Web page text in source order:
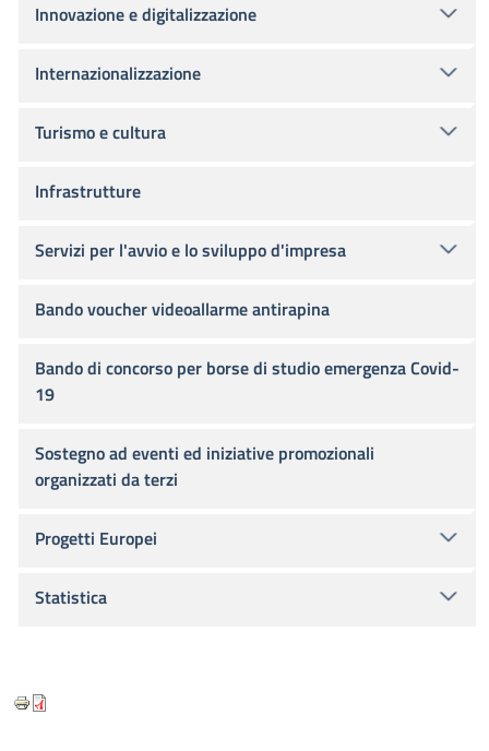
Innovazione e digitalizzazione
Internazionalizzazione
Turismo e cultura
Infrastrutture
Servizi per l'avvio e lo sviluppo d'impresa
Bando voucher videoallarme antirapina
Bando di concorso per borse di studio emergenza Covid-
19
Sostegno ad eventi ed iniziative promozionali
organizzati da terzi
Progetti Europei
Statistica